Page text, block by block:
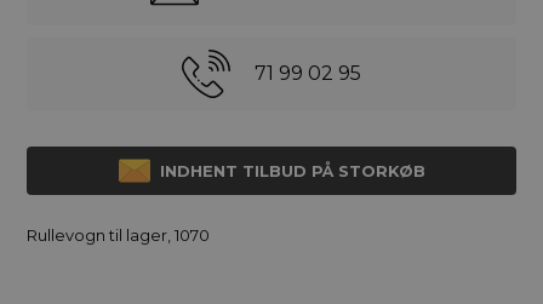
71 99 02 95
INDHENT TILBUD PÅ STORKØB
Rullevogn til lager, 1070